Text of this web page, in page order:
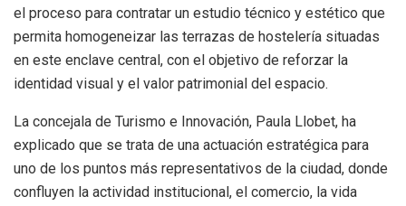
el proceso para contratar un estudio técnico y estético que
permita homogeneizar las terrazas de hostelería situadas
en este enclave central, con el objetivo de reforzar la
identidad visual y el valor patrimonial del espacio.
La concejala de Turismo e Innovación, Paula Llobet, ha
explicado que se trata de una actuación estratégica para
uno de los puntos más representativos de la ciudad, donde
confluyen la actividad institucional, el comercio, la vida